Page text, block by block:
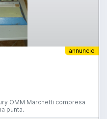
annuncio
OMM Marchetti compresa
punta.